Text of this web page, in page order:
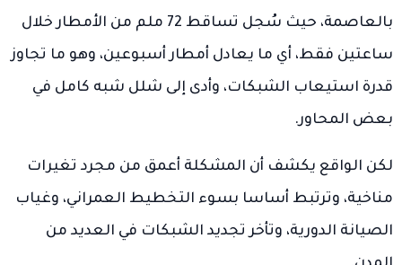
بالعاصمة، حيث سُجل تساقط 72 ملم من الأمطار خلال
ساعتين فقط، أي ما يعادل أمطار أسبوعين، وهو ما تجاوز
قدرة استيعاب الشبكات، وأدى إلى شلل شبه كامل في
بعض المحاور.
لكن الواقع يكشف أن المشكلة أعمق من مجرد تغيرات
مناخية، وترتبط أساسا بسوء التخطيط العمراني، وغياب
الصيانة الدورية، وتأخر تجديد الشبكات في العديد من